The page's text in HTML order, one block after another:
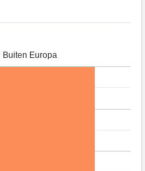
Buiten Europa